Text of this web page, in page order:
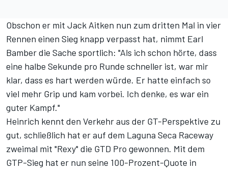
Obschon er mit Jack Aitken nun zum dritten Mal in vier
Rennen einen Sieg knapp verpasst hat, nimmt Earl
Bamber die Sache sportlich: "Als ich schon hörte, dass
eine halbe Sekunde pro Runde schneller ist, war mir
klar, dass es hart werden würde. Er hatte einfach so
viel mehr Grip und kam vorbei. Ich denke, es war ein
guter Kampf."
Heinrich kennt den Verkehr aus der GT-Perspektive zu
gut, schließlich hat er auf dem Laguna Seca Raceway
zweimal mit "Rexy" die GTD Pro gewonnen. Mit dem
GTP-Sieg hat er nun seine 100-Prozent-Quote in